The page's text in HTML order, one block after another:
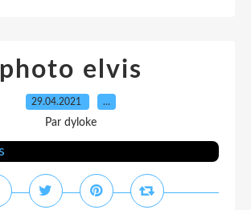
photo elvis
29.04.2021 …
Par dyloke